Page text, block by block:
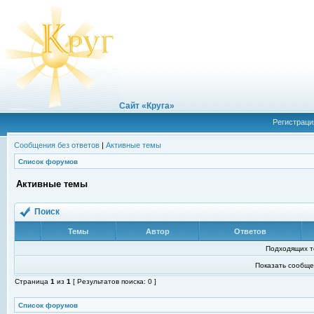
Сайт «Круга»
Сообщения без ответов | Активные темы
Список форумов
Активные темы
Поиск
Темы Автор Ответов
Подходящих
Показать
Страница 1 из 1 [ Результатов поиска: 0 ]
Список форумов